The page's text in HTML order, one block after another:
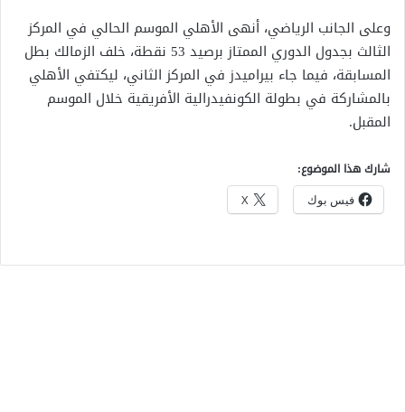
وعلى الجانب الرياضي، أنهى الأهلي الموسم الحالي في المركز
الثالث بجدول الدوري الممتاز برصيد 53 نقطة، خلف الزمالك بطل
المسابقة، فيما جاء بيراميدز في المركز الثاني، ليكتفي الأهلي
بالمشاركة في بطولة الكونفيدرالية الأفريقية خلال الموسم
المقبل.
شارك هذا الموضوع:
فيس بوك X